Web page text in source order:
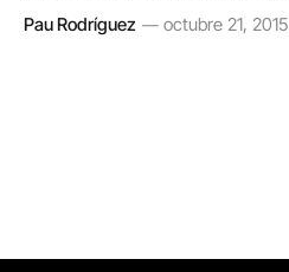
Pau Rodríguez octubre 21, 2015